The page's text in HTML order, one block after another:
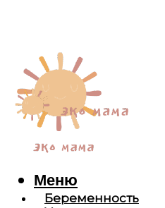
Беременность
Меню